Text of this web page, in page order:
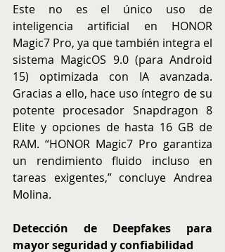
Este no es el único uso de
inteligencia artificial en HONOR
Magic7 Pro, ya que también integra el
sistema MagicOS 9.0 (para Android
15) optimizada con IA avanzada.
Gracias a ello, hace uso íntegro de su
potente procesador Snapdragon 8
Elite y opciones de hasta 16 GB de
RAM. “HONOR Magic7 Pro garantiza
un rendimiento fluido incluso en
tareas exigentes,” concluye Andrea
Molina.
Detección de Deepfakes para
mayor seguridad y confiabilidad